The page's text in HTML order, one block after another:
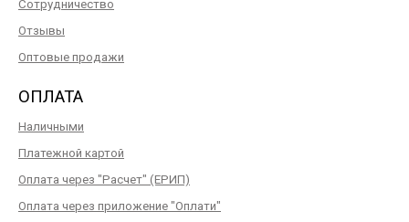
Сотрудничество
Отзывы
Оптовые продажи
ОПЛАТА
Наличными
Платежной картой
Оплата через "Расчет" (ЕРИП)
Оплата через приложение "Оплати"